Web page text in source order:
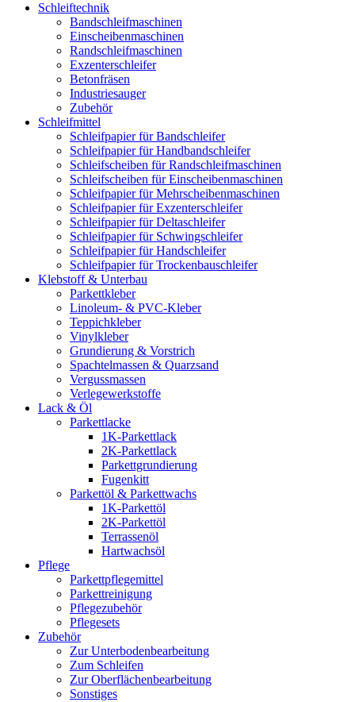
Schleiftechnik
Bandschleifmaschinen
Einscheibenmaschinen
Randschleifmaschinen
Exzenterschleifer
Betonfräsen
Industriesauger
Zubehör
Schleifmittel
Schleifpapier für Bandschleifer
Schleifpapier für Handbandschleifer
Schleifscheiben für Randschleifmaschinen
Schleifscheiben für Einscheibenmaschinen
Schleifpapier für Mehrscheibenmaschinen
Schleifpapier für Exzenterschleifer
Schleifpapier für Deltaschleifer
Schleifpapier für Schwingschleifer
Schleifpapier für Handschleifer
Schleifpapier für Trockenbauschleifer
Klebstoff & Unterbau
Parkettkleber
Linoleum- & PVC-Kleber
Teppichkleber
Vinylkleber
Grundierung & Vorstrich
Spachtelmassen & Quarzsand
Vergussmassen
Verlegewerkstoffe
Lack & Öl
Parkettlacke
1K-Parkettlack
2K-Parkettlack
Parkettgrundierung
Fugenkitt
Parkettöl & Parkettwachs
1K-Parkettöl
2K-Parkettöl
Terrassenöl
Hartwachsöl
Pflege
Parkettpflegemittel
Parkettreinigung
Pflegezubehör
Pflegesets
Zubehör
Zur Unterbodenbearbeitung
Zum Schleifen
Zur Oberflächenbearbeitung
Sonstiges